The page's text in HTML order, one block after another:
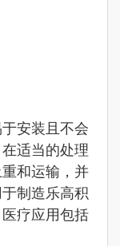
安装且不会
适当的处理
和运输，并
制造乐高积
疗应用包括